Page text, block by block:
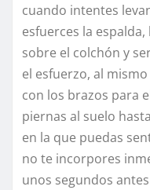
cuando intentes
esfuerces la
sobre el colchón y
el esfuerzo, al
con los brazos para
piernas al suelo
en la que puedas
no te incorpores
unos segundos